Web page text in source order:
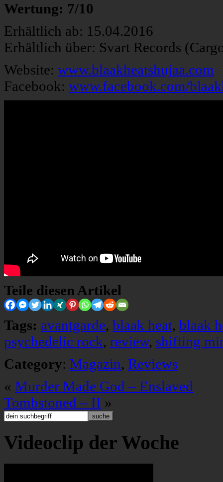
Wertung: 7/10
Erhältlich ab: 15.04.2016
Erhältlich über: Svart Records
Website: www.blaakheatshujaa.com
Facebook: www.facebook.com/
Teile diesen Artikel
Tags: avantgarde, blaak heat, blaak
psychedelic rock, review, shifting
Category: Magazin, Reviews
« Murder Made God – Enslaved
Tombstoned – II »
Videoclip der Woche